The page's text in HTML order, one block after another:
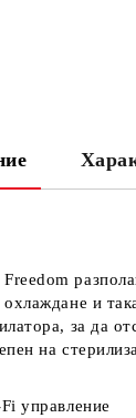
и
за да
на
управление